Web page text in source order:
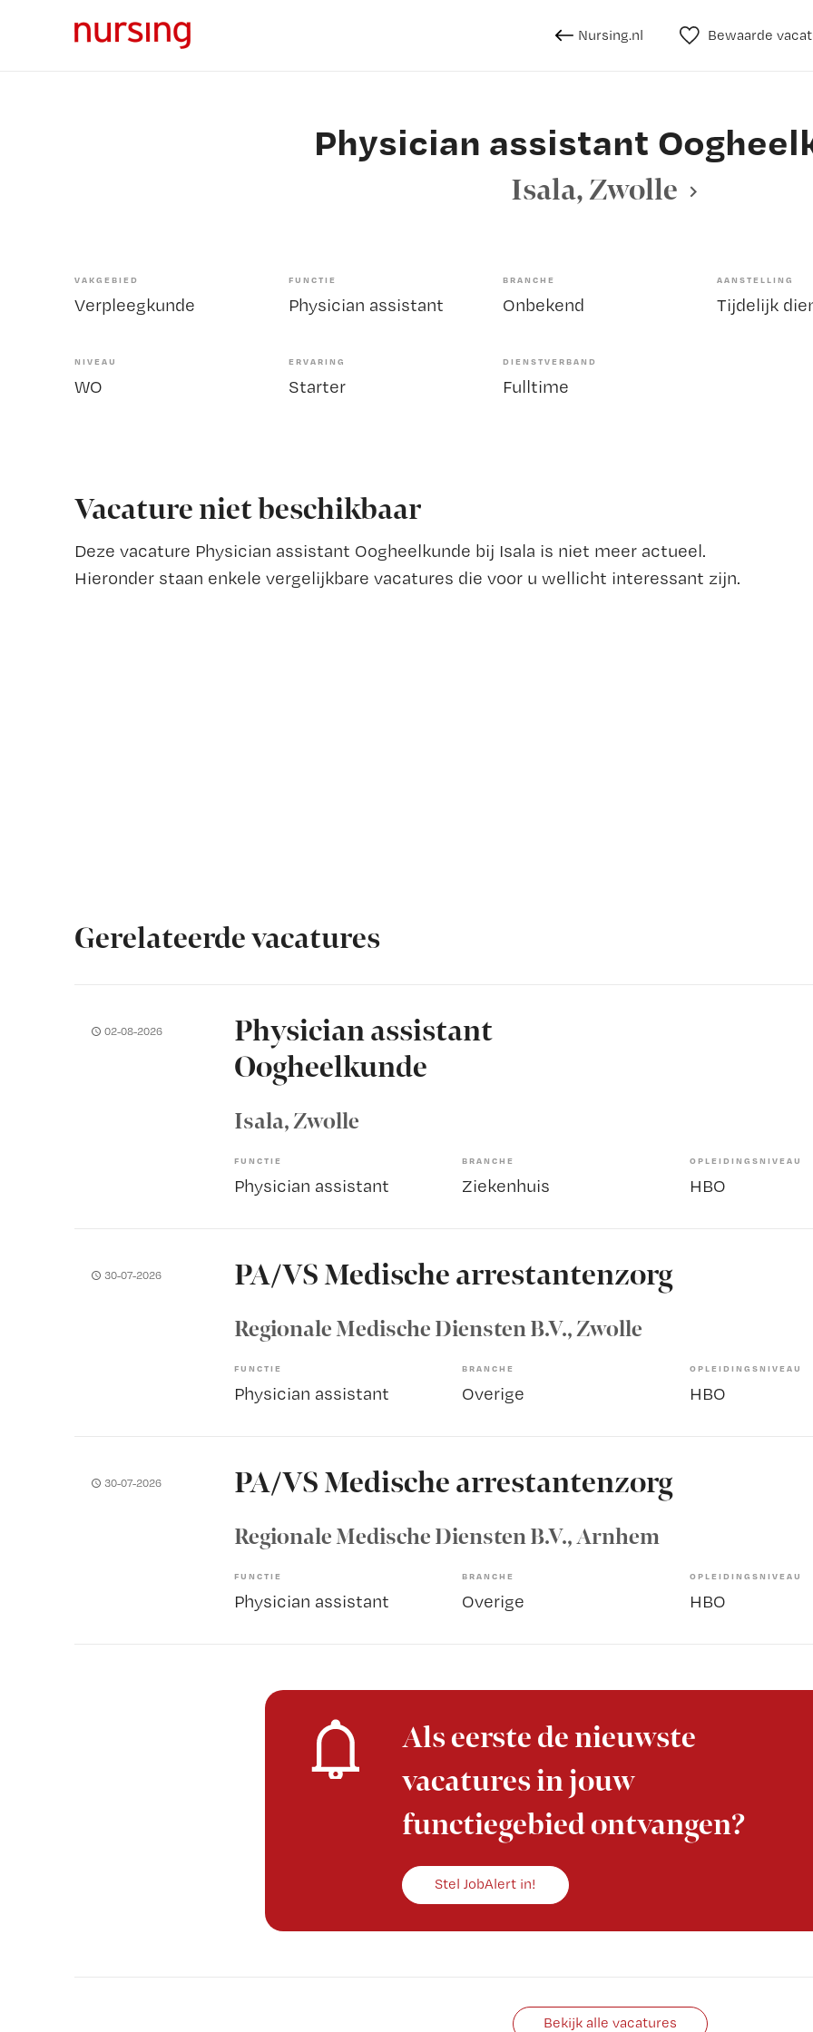
Nursing.nl Bewaarde
Physician assistant
Isala, Zwolle
VAKGEBIED
Verpleegkunde
FUNCTIE
Physician assistant
BRANCHE
Onbekend
AANSTELLING
Tijdelijk
NIVEAU
WO
ERVARING
Starter
DIENSTVERBAND
Fulltime
Vacature niet beschikbaar
Deze vacature Physician assistant Oogheelkunde bij Isala is niet meer actueel.
Hieronder staan enkele vergelijkbare vacatures die voor u wellicht interessant zijn.
Gerelateerde vacatures
02-08-2026
Physician assistant
Oogheelkunde
Isala, Zwolle
FUNCTIE
Physician assistant
BRANCHE
Ziekenhuis
OPLEIDINGSNIVEAU
HBO
30-07-2026 PA/VS Medische arrestantenzorg
Regionale Medische Diensten B.V., Zwolle
FUNCTIE
Physician assistant
BRANCHE
Overige
OPLEIDINGSNIVEAU
HBO
30-07-2026 PA/VS Medische arrestantenzorg
Regionale Medische Diensten B.V., Arnhem
FUNCTIE
Physician assistant
BRANCHE
Overige
OPLEIDINGSNIVEAU
HBO
Als eerste de nieuwste
vacatures in jouw
functiegebied ontvangen?
Stel JobAlert in!
Bekijk alle vacatures